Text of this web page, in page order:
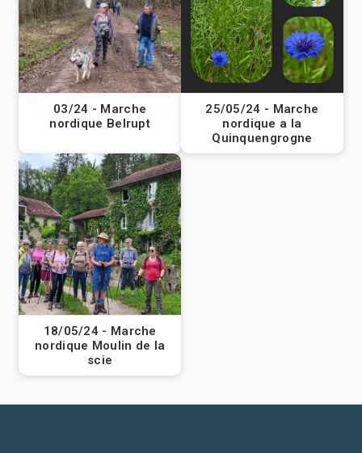
03/24 - Marche
nordique Belrupt
25/05/24 - Marche
nordique a la
Quinquengrogne
18/05/24 - Marche
nordique Moulin de la
scie